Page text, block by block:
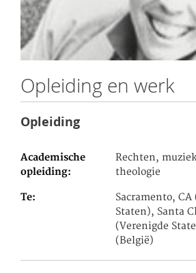
Opleiding en werk
Opleiding
Academische
opleiding
Rechten,
theologie
Te
Sacramento,
Staten), Santa
(Verenigde
(België)